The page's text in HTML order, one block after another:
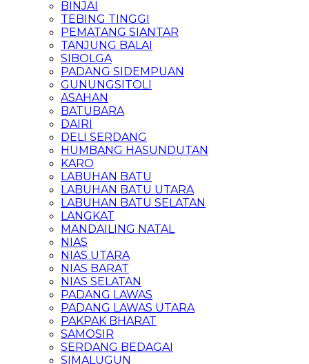
BINJAI
TEBING TINGGI
PEMATANG SIANTAR
TANJUNG BALAI
SIBOLGA
PADANG SIDEMPUAN
GUNUNGSITOLI
ASAHAN
BATUBARA
DAIRI
DELI SERDANG
HUMBANG HASUNDUTAN
KARO
LABUHAN BATU
LABUHAN BATU UTARA
LABUHAN BATU SELATAN
LANGKAT
MANDAILING NATAL
NIAS
NIAS UTARA
NIAS BARAT
NIAS SELATAN
PADANG LAWAS
PADANG LAWAS UTARA
PAKPAK BHARAT
SAMOSIR
SERDANG BEDAGAI
SIMALUGUN